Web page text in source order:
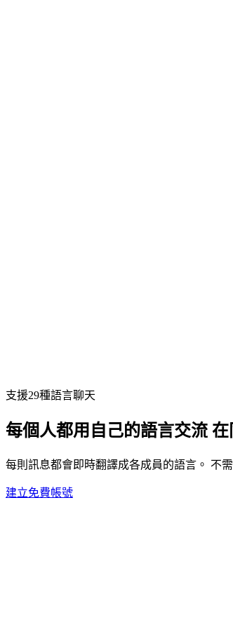
支援29種語言聊天
每個人都用自己的語言交流
每則訊息都會即時翻譯成各成員的語言。 不
建立免費帳號